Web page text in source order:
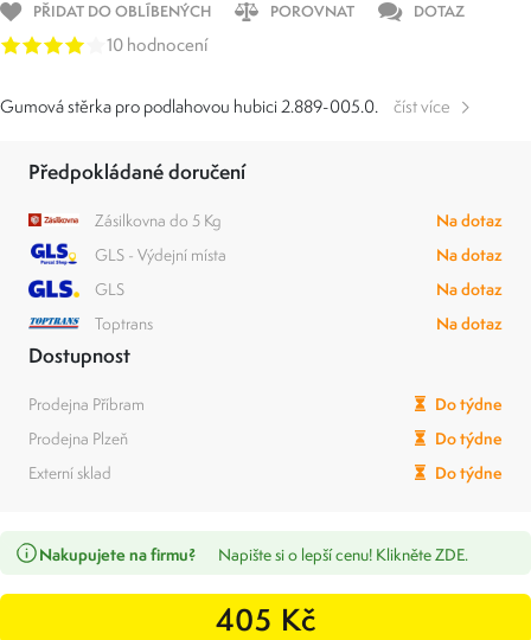
PŘIDAT DO OBLÍBENÝCH POROVNAT DOTAZ
10 hodnocení
Gumová stěrka pro podlahovou hubici 2.889-005.0. číst více
Předpokládané doručení
Zásilkovna do 5 Kg
Na dotaz
GLS - Výdejní místa
Na dotaz
GLS
Na dotaz
Toptrans
Na dotaz
Dostupnost
Prodejna Příbram
Do týdne
Prodejna Plzeň
Do týdne
Externí sklad
Do týdne
Nakupujete na firmu? Napište si o lepší cenu! Klikněte ZDE.
405 Kč